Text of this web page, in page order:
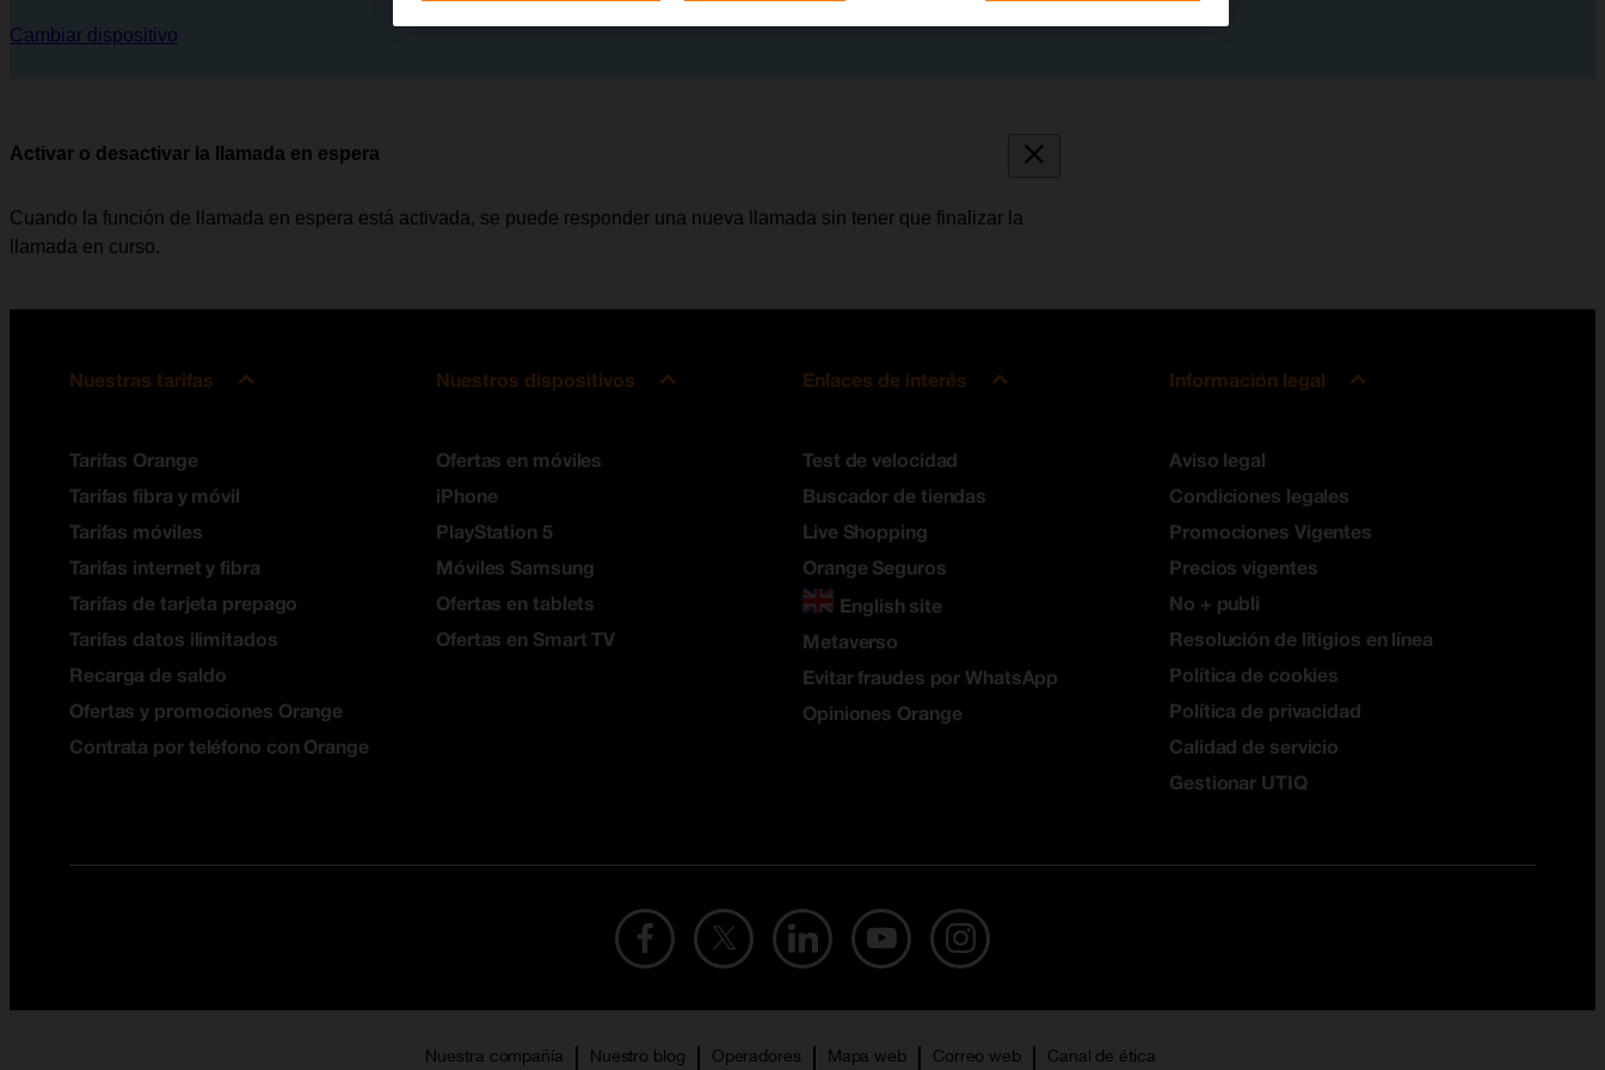
Cambiar dispositivo
Activar o desactivar la llamada en espera
Cuando la función de llamada en espera está activada, se puede responder una nueva llamada sin tener que finalizar la
llamada en curso.
Nuestras tarifas
Tarifas Orange
Tarifas fibra y móvil
Tarifas móviles
Tarifas internet y fibra
Tarifas de tarjeta prepago
Tarifas datos ilimitados
Recarga de saldo
Ofertas y promociones Orange
Contrata por teléfono con Orange
Nuestros dispositivos
Ofertas en móviles
iPhone
PlayStation 5
Móviles Samsung
Ofertas en tablets
Ofertas en Smart TV
Enlaces de interés
Test de velocidad
Buscador de tiendas
Live Shopping
Orange Seguros
English site
Metaverso
Evitar fraudes por WhatsApp
Opiniones Orange
Información legal
Aviso legal
Condiciones legales
Promociones Vigentes
Precios vigentes
No + publi
Resolución de litigios en línea
Política de cookies
Política de privacidad
Calidad de servicio
Gestionar UTIQ
Nuestra compañía Nuestro blog Operadores Mapa web Correo web Canal de ética